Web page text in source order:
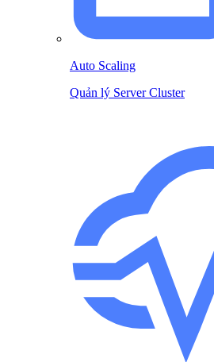
Auto Scaling
Quản lý Server Cluster